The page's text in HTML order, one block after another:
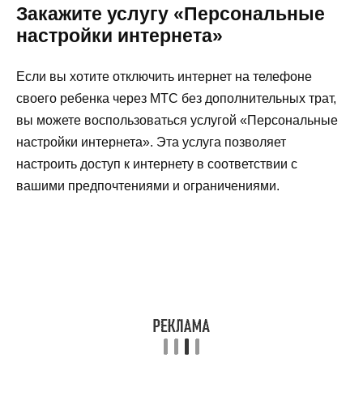
Закажите услугу «Персональные
настройки интернета»
Если вы хотите отключить интернет на телефоне
своего ребенка через МТС без дополнительных трат,
вы можете воспользоваться услугой «Персональные
настройки интернета». Эта услуга позволяет
настроить доступ к интернету в соответствии с
вашими предпочтениями и ограничениями.